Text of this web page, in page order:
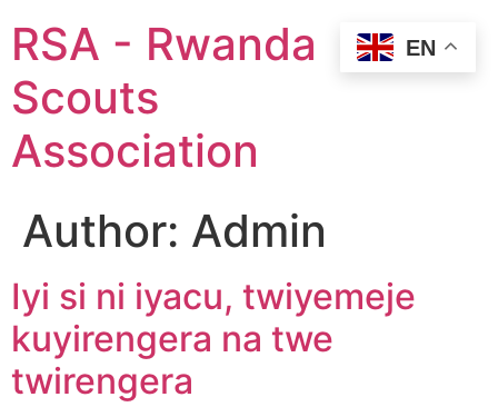
RSA - Rwanda
Scouts
Association
Author: Admin
Iyi si ni iyacu, twiyemeje
kuyirengera na twe
twirengera​
EN